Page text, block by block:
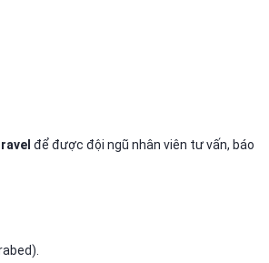
để được đội ngũ nhân viên tư vấn, báo